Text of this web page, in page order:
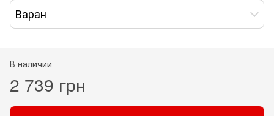
Варан
В наличии
2 739 грн